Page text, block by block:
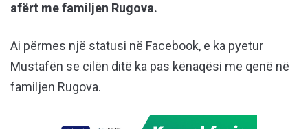
afërt me familjen Rugova.
Ai përmes një statusi në Facebook, e ka pyetur
Mustafën se cilën ditë ka pas kënaqësi me qenë në
familjen Rugova.